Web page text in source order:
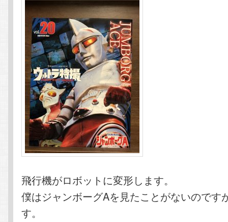
飛行機がロボットに変形します。
僕はジャンボーグAを見たことがないのです
す。